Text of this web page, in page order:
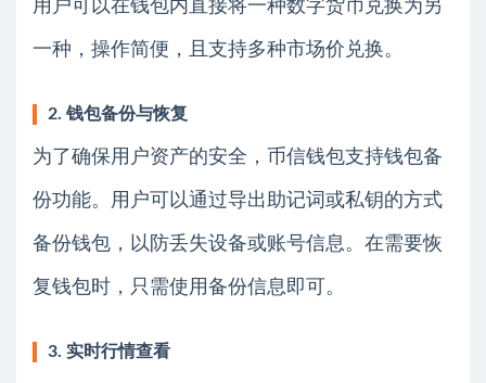
用户可以在钱包内直接将一种数字货币兑换为另
一种，操作简便，且支持多种市场价兑换。
2. 钱包备份与恢复
为了确保用户资产的安全，币信钱包支持钱包备
份功能。用户可以通过导出助记词或私钥的方式
备份钱包，以防丢失设备或账号信息。在需要恢
复钱包时，只需使用备份信息即可。
3. 实时行情查看